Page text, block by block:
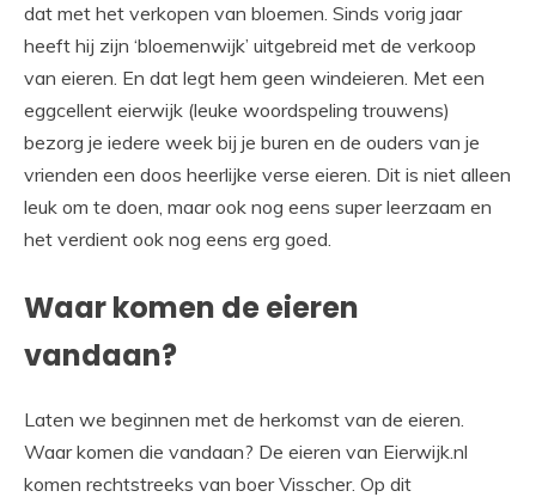
dat met het verkopen van bloemen. Sinds vorig jaar
heeft hij zijn ‘bloemenwijk’ uitgebreid met de verkoop
van eieren. En dat legt hem geen windeieren. Met een
eggcellent eierwijk (leuke woordspeling trouwens)
bezorg je iedere week bij je buren en de ouders van je
vrienden een doos heerlijke verse eieren. Dit is niet alleen
leuk om te doen, maar ook nog eens super leerzaam en
het verdient ook nog eens erg goed.
Waar komen de eieren
vandaan?
Laten we beginnen met de herkomst van de eieren.
Waar komen die vandaan? De eieren van Eierwijk.nl
komen rechtstreeks van boer Visscher. Op dit